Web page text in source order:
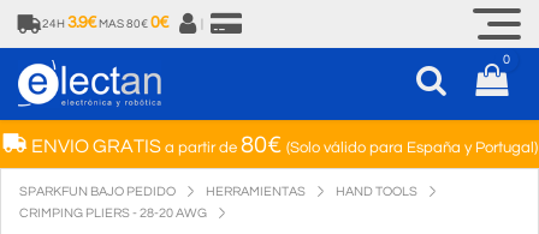
24H 3.9€ MAS 80€ 0€
0
ENVIO GRATISa partir de 80€ (Solo válido para España y Portugal)
SPARKFUN BAJO PEDIDO HERRAMIENTAS
HAND TOOLS
CRIMPING PLIERS - 28-20 AWG